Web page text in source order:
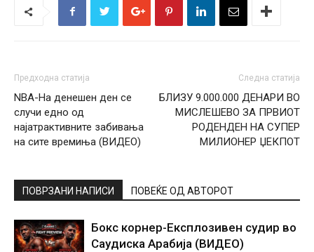
Предходна статија
NBA-На денешен ден се
случи едно од
најатрактивните забивања
на сите времиња (ВИДЕО)
Следна статија
БЛИЗУ 9.000.000 ДЕНАРИ ВО
МИСЛЕШЕВО ЗА ПРВИОТ
РОДЕНДЕН НА СУПЕР
МИЛИОНЕР ЏЕКПОТ
ПОВРЗАНИ НАПИСИ ПОВЕЌЕ ОД АВТОРОТ
Бокс корнер-Експлозивен судир во
Саудиска Арабија (ВИДЕО)